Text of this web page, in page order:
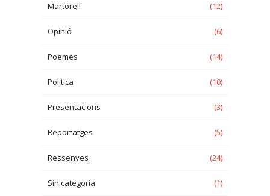
Martorell (12)
Opinió (6)
Poemes (14)
Política (10)
Presentacions (3)
Reportatges (5)
Ressenyes (24)
Sin categoría (1)